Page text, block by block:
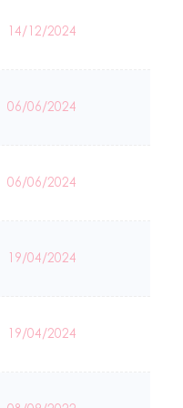
14/12/2024
06/06/2024
06/06/2024
19/04/2024
19/04/2024